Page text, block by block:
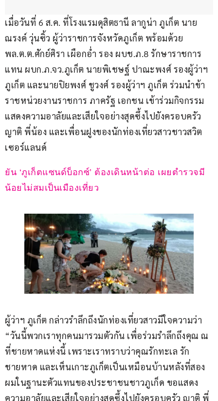
เมื่อวันที่ 6 ส.ค. ที่โรงแรมดุสิตธานี ลากูน่า ภูเก็ต นาย
ณรงค์ วุ่นซิ้ว ผู้ว่าราชการจังหวัดภูเก็ต พร้อมด้วย
พล.ต.ต.ศักย์ศิรา เผือกอ่ำ รอง ผบช.ภ.8 รักษาราชการ
แทน ผบก.ภ.จว.ภูเก็ต นายพิเชษฐ์ ปาณะพงศ์ รองผู้ว่าฯ
ภูเก็ต และนายปิยพงศ์ ชูวงศ์ รองผู้ว่าฯ ภูเก็ต ร่วมนำข้า
ราชหน่วยงานราชการ ภาครัฐ เอกชน เข้าร่วมกิจกรรม
แสดงความอาลัยและเสียใจอย่างสุดซึ้งไปยังครอบครัว
ญาติ พี่น้อง และเพื่อนฝูงของนักท่องเที่ยวสาวชาวสวิต
เซอร์แลนด์
ยัน ‘ภูเก็ตแซนด์บ็อกซ์’ ต้องเดินหน้าต่อ เผยตำรวจมี
น้อยไม่สมเป็นเมืองเที่ยว
ผู้ว่าฯ ภูเก็ต กล่าวรำลึกถึงนักท่องเที่ยวสาวมีใจความว่า
“วันนี้พวกเราทุกคนมารวมตัวกัน เพื่อร่วมรำลึกถึงคุณ ณ
ที่ชายหาดแห่งนี้ เพราะเราทราบว่าคุณรักทะเล รัก
ชายหาด และเห็นเกาะภูเก็ตเป็นเหมือนบ้านหลังที่สอง
ผมในฐานะตัวแทนของประชาชนชาวภูเก็ด ขอแสดง
ความอาลัยและเสียใจอย่างสุดซึ้งไปยังครอบครัว ญาติ พี่